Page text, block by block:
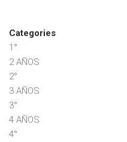
Categories
1°
2 AÑOS
2°
3 AÑOS
3°
4 AÑOS
4°